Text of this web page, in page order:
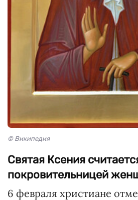
© Википедия
Святая Ксения
покровительницей
6 февраля христиане